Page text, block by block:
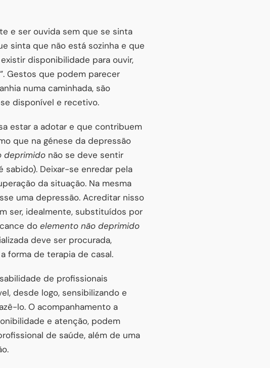
e ser ouvida sem que se sinta
sinta que não está sozinha e que
disponibilidade para ouvir,
Gestos que podem parecer
numa caminhada, são
disponível e recetivo.
estar a adotar e que contribuem
que na génese da depressão
deprimido não se deve sentir
sabido). Deixar-se enredar pela
da situação. Na mesma
uma depressão. Acreditar nisso
ser, idealmente, substituídos por
do elemento não deprimido
deve ser procurada,
forma de terapia de casal.
de profissionais
desde logo, sensibilizando e
lo. O acompanhamento a
e atenção, podem
de saúde, além de uma